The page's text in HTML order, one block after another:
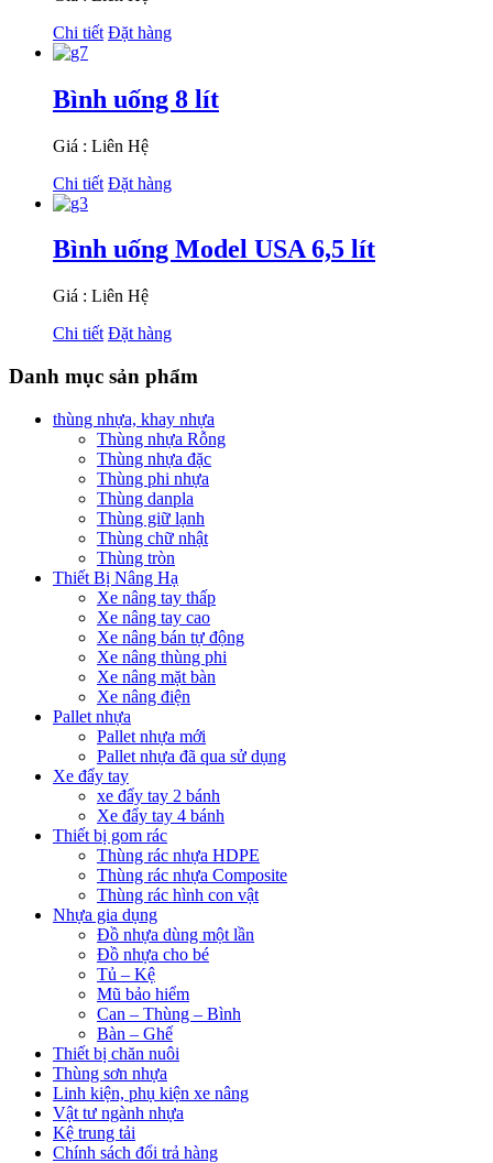
Chi tiết Đặt hàng
Bình uống 8 lít
Giá : Liên Hệ
Chi tiết Đặt hàng
Bình uống Model USA 6,5 lít
Giá : Liên Hệ
Chi tiết Đặt hàng
Danh mục sản phẩm
thùng nhựa, khay nhựa
Thùng nhựa Rỗng
Thùng nhựa đặc
Thùng phi nhựa
Thùng danpla
Thùng giữ lạnh
Thùng chữ nhật
Thùng tròn
Thiết Bị Nâng Hạ
Xe nâng tay thấp
Xe nâng tay cao
Xe nâng bán tự động
Xe nâng thùng phi
Xe nâng mặt bàn
Xe nâng điện
Pallet nhựa
Pallet nhựa mới
Pallet nhựa đã qua sử dụng
Xe đẩy tay
xe đẩy tay 2 bánh
Xe đẩy tay 4 bánh
Thiết bị gom rác
Thùng rác nhựa HDPE
Thùng rác nhựa Composite
Thùng rác hình con vật
Nhựa gia dụng
Đồ nhựa dùng một lần
Đồ nhựa cho bé
Tủ – Kệ
Mũ bảo hiểm
Can – Thùng – Bình
Bàn – Ghế
Thiết bị chăn nuôi
Thùng sơn nhựa
Linh kiện, phụ kiện xe nâng
Vật tư ngành nhựa
Kệ trung tải
Chính sách đổi trả hàng